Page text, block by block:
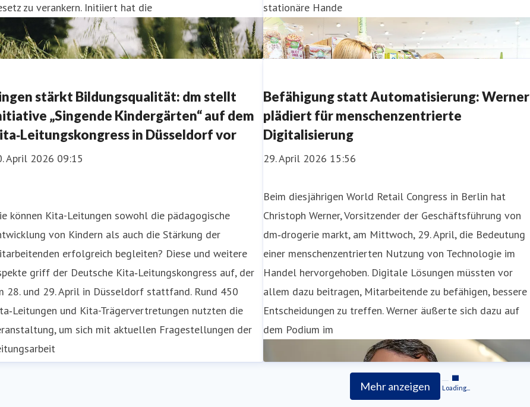
zu verankern. Initiiert hat die
stationäre Hande
stärkt Bildungsqualität: dm stellt
„Singende Kindergärten“ auf dem
in Düsseldorf vor
April 2026 09:15
können Kita-Leitungen sowohl die pädagogische
von Kindern als auch die Stärkung der
erfolgreich begleiten? Diese und weitere
griff der Deutsche Kita‑Leitungskongress auf, der
28. und 29. April in Düsseldorf stattfand. Rund 450
und Kita-Trägervertretungen nutzten die
um sich mit aktuellen Fragestellungen der
Befähigung statt Automatisierung: Werner
plädiert für menschenzentrierte
Digitalisierung
29. April 2026 15:56
Beim diesjährigen World Retail Congress in Berlin hat
Christoph Werner, Vorsitzender der Geschäftsführung von
dm‑drogerie markt, am Mittwoch, 29. April, die Bedeutung
einer menschenzentrierten Nutzung von Technologie im
Handel hervorgehoben. Digitale Lösungen müssten vor
allem dazu beitragen, Mitarbeitende zu befähigen, bessere
Entscheidungen zu treffen. Werner äußerte sich dazu auf
dem Podium im
Mehr anzeigen Loading...